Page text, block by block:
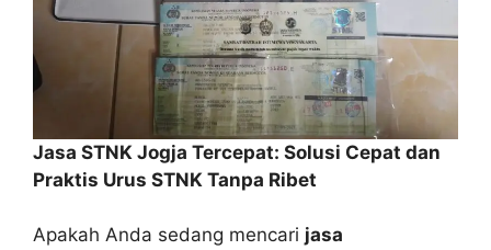
Jasa STNK Jogja Tercepat: Solusi Cepat dan
Praktis Urus STNK Tanpa Ribet
Apakah Anda sedang mencari jasa